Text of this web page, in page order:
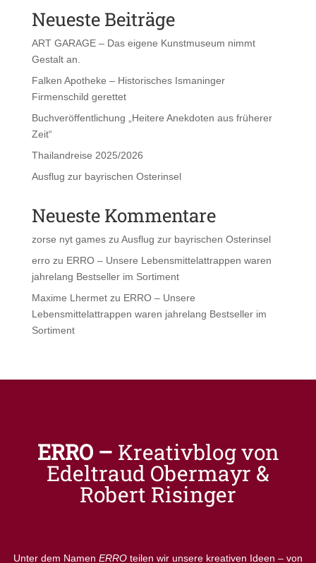
Neueste Beiträge
ART GARAGE – Das eigene Kunstmuseum nimmt
Gestalt an.
Falken Apotheke – Historisches Ismaninger
Firmenschild gerettet
Buchveröffentlichung „Heitere Anekdoten aus früherer
Zeit“
Thailandreise 2025/2026
Ausflug zur bayrischen Osterinsel
Neueste Kommentare
zorse nyt gameszu Ausflug zur bayrischen Osterinsel
errozu ERRO – Unsere Lebensmittelattrappen waren
jahrelang Bestseller im Sortiment
Maxime Lhermetzu ERRO – Unsere
Lebensmittelattrappen waren jahrelang Bestseller im
Sortiment
ERRO – Kreativblog von
Edeltraud Obermayr &
Robert Risinger
Unter dem Namen ERRO teilen wir unsere kreativen Ideen – von